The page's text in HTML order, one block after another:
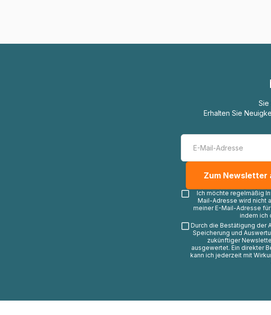
Sie
Erhalten Sie
Ich möchte regelmäßig
Mail-Adresse wird nicht
meiner E-Mail-Adresse
indem ich
Durch die Bestätigung der
Speicherung und
zukünftiger
ausgewertet. Ein direkter
kann ich jederzeit mit